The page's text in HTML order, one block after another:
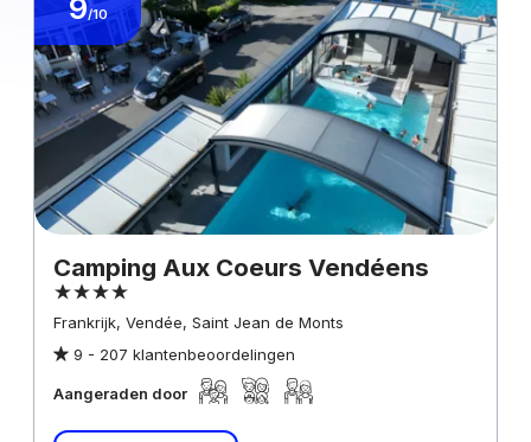
/10
Camping Aux Coeurs Vendéens
Frankrijk, Vendée, Saint Jean de Monts
9 - 207 klantenbeoordelingen
Aangeraden door